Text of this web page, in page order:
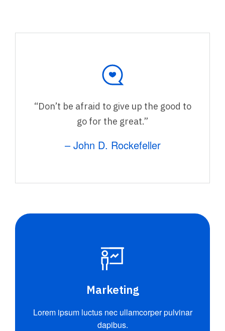
“Don’t be afraid to give up the good to
go for the great.”
– John D. Rockefeller
Marketing
Lorem ipsum luctus nec ullamcorper pulvinar
dapibus.